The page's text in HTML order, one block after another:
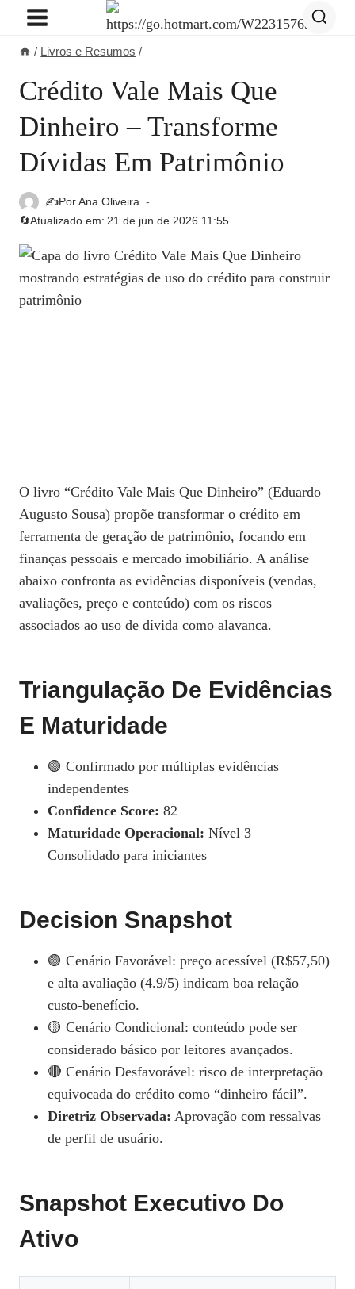
Pular
Conteúdo
/ Livros e Resumos /
Crédito Vale Mais Que
Dinheiro – Transforme
Dívidas Em Patrimônio
✍️PorAna Oliveira
🔄Atualizado em: 21 de jun de 2026 11:55
O livro “Crédito Vale Mais Que Dinheiro” (Eduardo
Augusto Sousa) propõe transformar o crédito em
ferramenta de geração de patrimônio, focando em
finanças pessoais e mercado imobiliário. A análise
abaixo confronta as evidências disponíveis (vendas,
avaliações, preço e conteúdo) com os riscos
associados ao uso de dívida como alavanca.
Triangulação De Evidências
E Maturidade
🟢 Confirmado por múltiplas evidências
independentes
Confidence Score: 82
Maturidade Operacional: Nível 3 –
Consolidado para iniciantes
Decision Snapshot
🟢 Cenário Favorável: preço acessível (R$57,50)
e alta avaliação (4.9/5) indicam boa relação
custo‑benefício.
🟡 Cenário Condicional: conteúdo pode ser
considerado básico por leitores avançados.
🔴 Cenário Desfavorável: risco de interpretação
equivocada do crédito como “dinheiro fácil”.
Diretriz Observada: Aprovação com ressalvas
de perfil de usuário.
Snapshot Executivo Do
Ativo